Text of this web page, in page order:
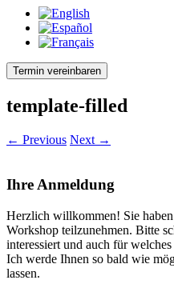
Termin vereinbaren
template-filled
← Previous Next →
Ihre Anmeldung
Herzlich willkommen! Sie
Workshop teilzunehmen. Bitte
interessiert und auch für
Ich werde Ihnen so bald wie
lassen.